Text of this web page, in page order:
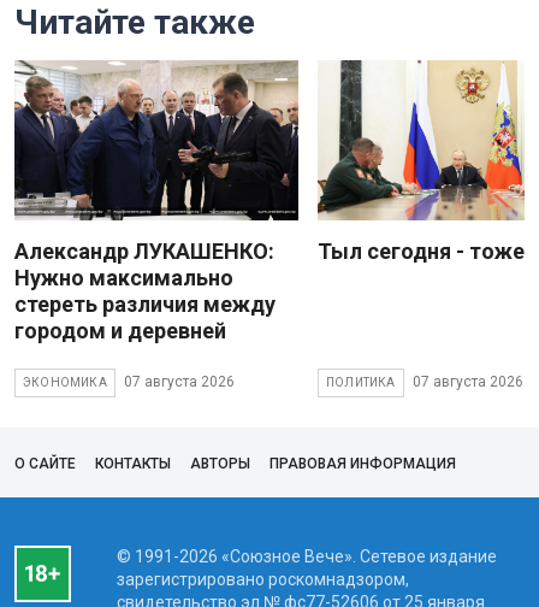
Читайте также
Александр ЛУКАШЕНКО:
Нужно максимально
стереть различия между
городом и деревней
ЭКОНОМИКА 07 августа 2026
Тыл сегодня - тоже
ПОЛИТИКА 07 августа 2026
О САЙТЕ КОНТАКТЫ АВТОРЫ ПРАВОВАЯ ИНФОРМАЦИЯ
© 1991-2026 «Союзное Вече». Сетевое издание
зарегистрировано роскомнадзором,
свидетельство эл № фc77-52606 от 25 января